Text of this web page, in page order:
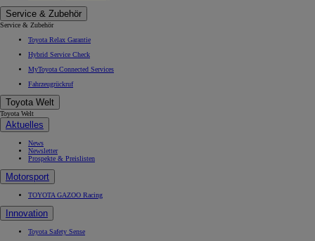
Service & Zubehör
Service & Zubehör
Toyota Relax Garantie
Hybrid Service Check
MyToyota Connected Services
Fahrzeugrückruf
Toyota Welt
Toyota Welt
Aktuelles
News
Newsletter
Prospekte & Preislisten
Motorsport
TOYOTA GAZOO Racing
Innovation
Toyota Safety Sense